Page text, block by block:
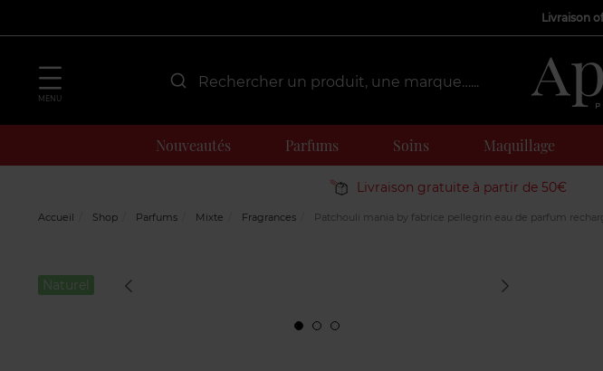
Livraison
MENU
Nouveautés Parfums Soins Maquillage
Livraison gratuite à partir de 50€
Accueil Shop Parfums Mixte Fragrances Patchouli mania by fabrice pellegrin eau de parfum
Naturel